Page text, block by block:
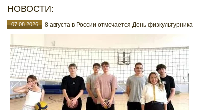
НОВОСТИ:
07.08.2026 8 августа в России отмечается День физкультурника